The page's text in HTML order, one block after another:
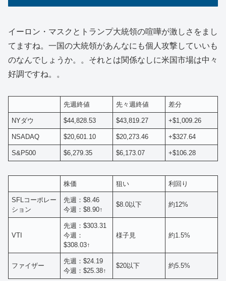
イーロン・マスクとトランプ大統領の喧嘩が激しさをまし
てますね。一国の大統領があんなにも個人攻撃していいも
のなんでしょうか。。それとは関係なしに米国市場は中々
好調ですね。。
先週終値 先々週終値 差分
NYダウ $44,828.53 $43,819.27 +$1,009.26
NSADAQ $20,601.10 $20,273.46 +$327.64
S&P500 $6,279.35 $6,173.07 +$106.28
株価 狙い 利回り
SFLコーポレー
ション
先週：$8.46
今週：$8.90↑
$8.0以下 約12%
VTI
先週：$303.31
今週：
$308.03↑
様子見 約1.5%
ファイザー
先週：$24.19
今週：$25.38↑
$20以下 約5.5%